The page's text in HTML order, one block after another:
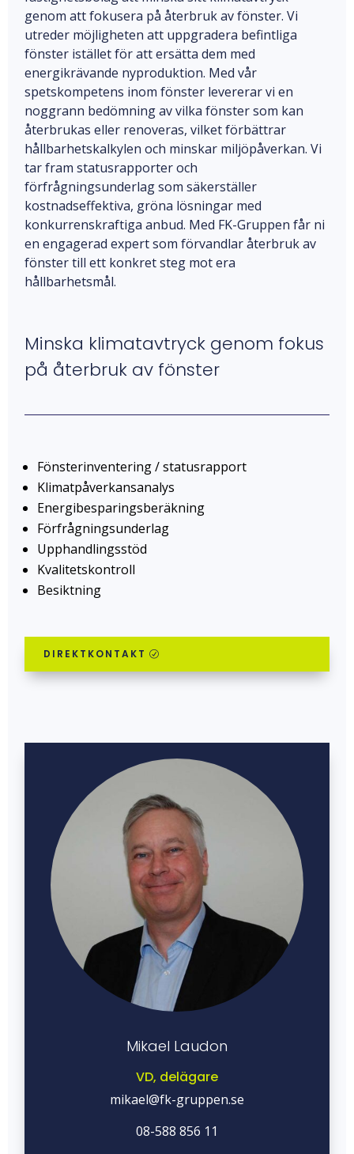
genom att fokusera på återbruk av fönster. Vi
utreder möjligheten att uppgradera befintliga
fönster istället för att ersätta dem med
energikrävande nyproduktion. Med vår
spetskompetens inom fönster levererar vi en
noggrann bedömning av vilka fönster som kan
återbrukas eller renoveras, vilket förbättrar
hållbarhetskalkylen och minskar miljöpåverkan. Vi
tar fram statusrapporter och
förfrågningsunderlag som säkerställer
kostnadseffektiva, gröna lösningar med
konkurrenskraftiga anbud. Med FK-Gruppen får ni
en engagerad expert som förvandlar återbruk av
fönster till ett konkret steg mot era
hållbarhetsmål.
Minska klimatavtryck genom fokus
på återbruk av fönster
Fönsterinventering / statusrapport
Klimatpåverkansanalys
Energibesparingsberäkning
Förfrågningsunderlag
Upphandlingsstöd
Kvalitetskontroll
Besiktning
DIREKTKONTAKT
Mikael Laudon
VD, delägare
mikael@fk-gruppen.se
08-588 856 11